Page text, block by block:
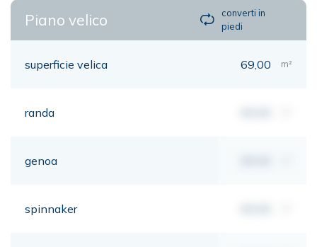
Piano velico
converti in
piedi
superficie velica 69,00 m²
randa
genoa
spinnaker